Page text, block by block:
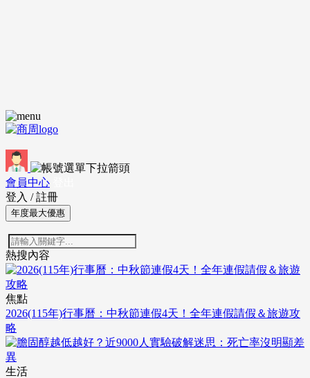
會員中心
登入 / 註冊
年度最大優惠
熱搜內容
焦點
2026(115年)行事曆：中秋節連假4天！全年連假請假＆旅遊攻
略
生活